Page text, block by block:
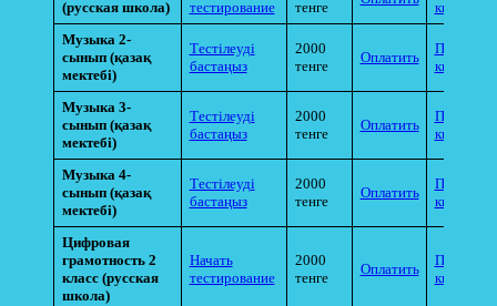
(русская школа)
тестирование
тенге
Музыка 2-
сынып (қазақ
мектебі)
Тестілеуді
бастаңыз
2000
тенге
Оплатить
Музыка 3-
сынып (қазақ
мектебі)
Тестілеуді
бастаңыз
2000
тенге
Оплатить
Музыка 4-
сынып (қазақ
мектебі)
Тестілеуді
бастаңыз
2000
тенге
Оплатить
Цифровая
грамотность 2
класс (русская
школа)
Начать
тестирование
2000
тенге
Оплатить